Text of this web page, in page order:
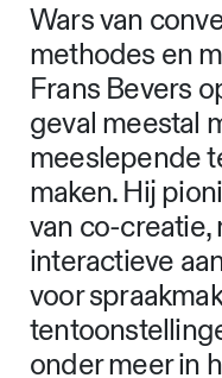
Wars van
methodes en
Frans Bevers
geval meestal
meeslepende
maken. Hij
van co-
interactieve
voor
onder meer in